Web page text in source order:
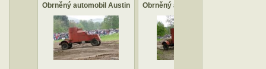
Obrněný automobil Austin Obrněný automobil Austin